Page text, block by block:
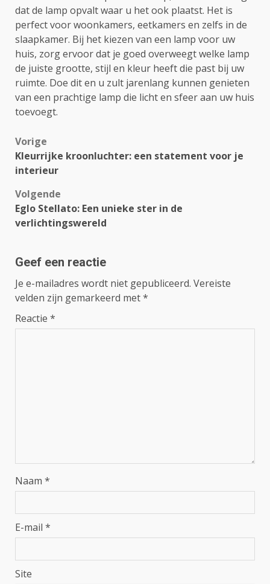
dat de lamp opvalt waar u het ook plaatst. Het is
perfect voor woonkamers, eetkamers en zelfs in de
slaapkamer. Bij het kiezen van een lamp voor uw
huis, zorg ervoor dat je goed overweegt welke lamp
de juiste grootte, stijl en kleur heeft die past bij uw
ruimte. Doe dit en u zult jarenlang kunnen genieten
van een prachtige lamp die licht en sfeer aan uw huis
toevoegt.
Bericht
navigatie
Vorige
Kleurrijke kroonluchter: een statement voor je
interieur
Volgende
Eglo Stellato: Een unieke ster in de
verlichtingswereld
Geef een reactie
Je e-mailadres wordt niet gepubliceerd. Vereiste
velden zijn gemarkeerd met*
Reactie *
Naam *
E-mail *
Site